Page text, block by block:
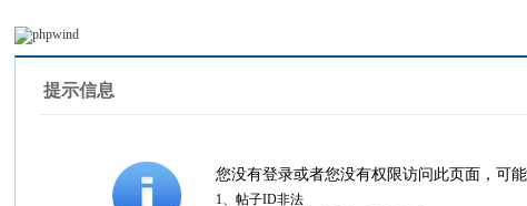
提示信息
您没有登录或者您没有权限访问此页面，可
1、帖子ID非法